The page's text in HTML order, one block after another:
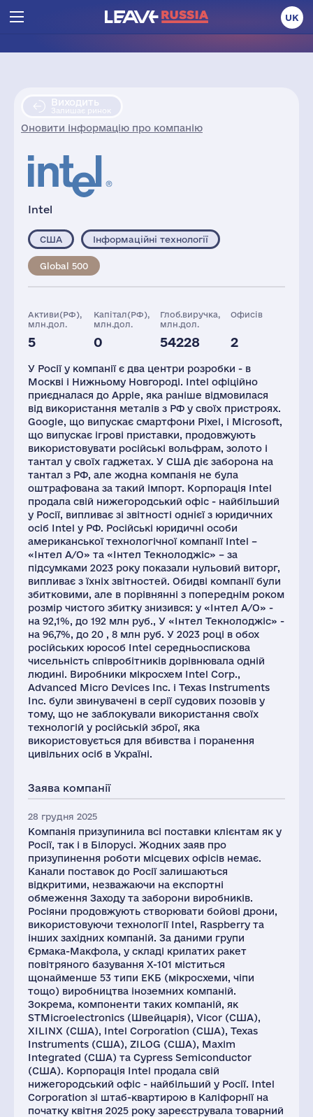
UK
Виходить
Залишає ринок
Оновити інформацію про компанію
Intel
США Інформаційні технології
Global 500
Активи(РФ),
млн.дол.
5
Капітал(РФ),
млн.дол.
0
Глоб.виручка,
млн.дол.
54228
Офисів
2
млн.дол.
1
2021
1200
У Росії у компанії є два центри розробки - в
Москві і Нижньому Новгороді. Intel офіційно
приєдналася до Apple, яка раніше відмовилася
від використання металів з РФ у своїх пристроях.
Google, що випускає смартфони Pixel, і Microsoft,
що випускає ігрові приставки, продовжують
використовувати російські вольфрам, золото і
тантал у своїх гаджетах. У США діє заборона на
тантал з РФ, але жодна компанія не була
оштрафована за такий імпорт. Корпорація Intel
продала свій нижегородський офіс - найбільший
у Росії, випливає зі звітності однієї з юридичних
осіб Intel у РФ. Російські юридичні особи
американської технологічної компанії Intel –
«Інтел А/О» та «Інтел Текнолоджіс» – за
підсумками 2023 року показали нульовий виторг,
випливає з їхніх звітностей. Обидві компанії були
збитковими, але в порівнянні з попереднім роком
розмір чистого збитку знизився: у «Інтел А/О» -
на 92,1%, до 192 млн руб., У «Інтел Текнолоджіс» -
на 96,7%, до 20 , 8 млн руб. У 2023 році в обох
російських юрособ Intel середньоспискова
чисельність співробітників дорівнювала одній
людині. Виробники мікросхем Intel Corp.,
Advanced Micro Devices Inc. і Texas Instruments
Inc. були звинувачені в серії судових позовів у
тому, що не заблокували використання своїх
технологій у російській зброї, яка
використовується для вбивства і поранення
цивільних осіб в Україні.
Заява компанії
28 грудня 2025
Компанія призупинила всі поставки клієнтам як у
Росії, так і в Білорусі. Жодних заяв про
призупинення роботи місцевих офісів немає.
Канали поставок до Росії залишаються
відкритими, незважаючи на експортні
обмеження Заходу та заборони виробників.
Росіяни продовжують створювати бойові дрони,
використовуючи технології Intel, Raspberry та
інших західних компаній. За даними групи
Єрмака-Макфола, у складі крилатих ракет
повітряного базування Х-101 міститься
щонайменше 53 типи ЕКБ (мікросхеми, чіпи
тощо) виробництва іноземних компаній.
Зокрема, компоненти таких компаній, як
STMicroelectronics (Швейцарія), Vicor (США),
XILINX (США), Intel Corporation (США), Texas
Instruments (США), ZILOG (США), Maxim
Integrated (США) та Cypress Semiconductor
(США). Корпорація Intel продала свій
нижегородський офіс - найбільший у Росії. Intel
Corporation зі штаб-квартирою в Каліфорнії на
початку квітня 2025 року зареєструвала товарний